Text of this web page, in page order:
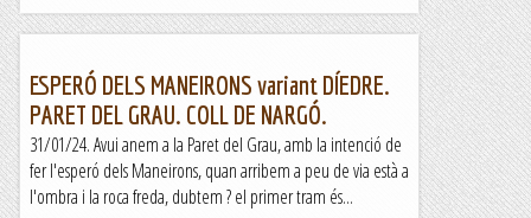
ESPERÓ DELS MANEIRONS variant DÍEDRE.
PARET DEL GRAU. COLL DE NARGÓ.
31/01/24. Avui anem a la Paret del Grau, amb la intenció de
fer l'esperó dels Maneirons, quan arribem a peu de via està a
l'ombra i la roca freda, dubtem ? el primer tram és...